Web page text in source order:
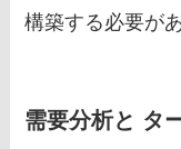
構築する必要が
需要分析と タ